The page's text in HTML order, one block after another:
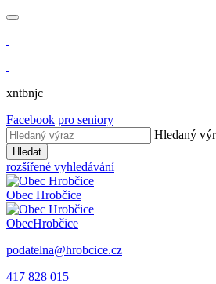
xntbnjc
Facebook pro seniory
Hledaný
Hledat
rozšířené vyhledávání
Obec Hrobčice
ObecHrobčice
podatelna@hrobcice.cz
417 828 015